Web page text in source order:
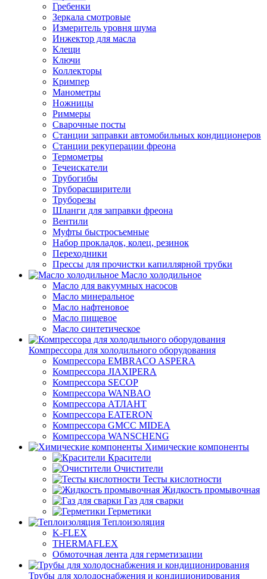
Гребенки
Зеркала смотровые
Измеритель уровня шума
Инжектор для масла
Клещи
Ключи
Коллекторы
Кримпер
Манометры
Ножницы
Риммеры
Сварочные посты
Станции заправки автомобильных кондиционеров
Станции рекуперации фреона
Термометры
Течеискатели
Трубогибы
Труборасширители
Труборезы
Шланги для заправки фреона
Вентили
Муфты быстросъемные
Набор прокладок, колец, резинок
Переходники
Прессы для прочистки капиллярной трубки
Масло холодильное
Масло для вакуумных насосов
Масло минеральное
Масло нафтеновое
Масло пищевое
Масло синтетическое
Компрессора для холодильного оборудования
Компрессора EMBRACO ASPERA
Компрессора JIAXIPERA
Компрессора SECOP
Компрессора WANBAO
Компрессора АТЛАНТ
Компрессора EATERON
Компрессора GMCC MIDEA
Компрессора WANSCHENG
Химические компоненты
Красители
Очистители
Тесты кислотности
Жидкость промывочная
Газ для сварки
Герметики
Теплоизоляция
K-FLEX
THERMAFLEX
Обмоточная лента для герметизации
Трубы для холодоснабжения и кондиционирования